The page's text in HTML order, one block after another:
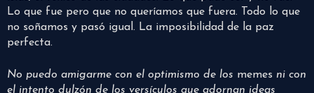
Lo que fue pero que no queríamos que fuera. Todo lo que
no soñamos y pasó igual. La imposibilidad de la paz
perfecta.
No puedo amigarme con el optimismo de los memes ni con
el intento dulzón de los versículos que adornan ideas